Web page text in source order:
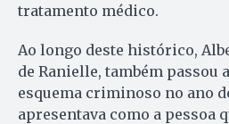
tratamento médico.
Ao longo deste histórico,
de Ranielle, também passou
esquema criminoso no ano
apresentava como a pessoa